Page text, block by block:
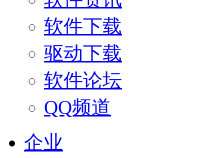
软件下载
驱动下载
软件论坛
QQ频道
企业